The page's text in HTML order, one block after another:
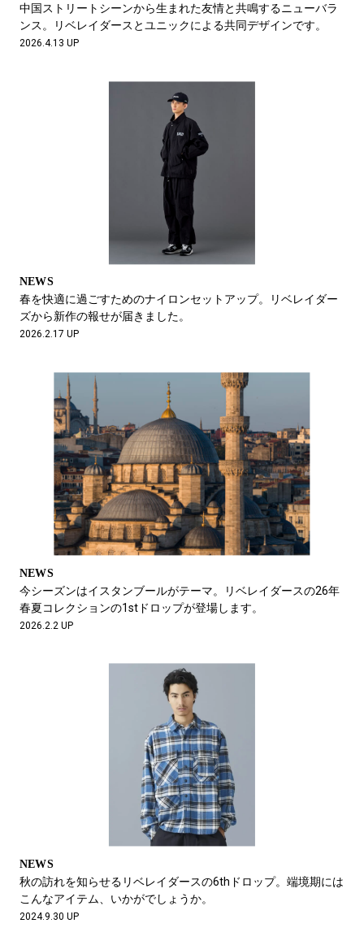
中国ストリートシーンから生まれた友情と共鳴するニューバラ
ンス。リベレイダースとユニックによる共同デザインです。
2026.4.13 UP
NEWS
春を快適に過ごすためのナイロンセットアップ。リベレイダー
ズから新作の報せが届きました。
2026.2.17 UP
NEWS
今シーズンはイスタンブールがテーマ。リベレイダースの26年
春夏コレクションの1stドロップが登場します。
2026.2.2 UP
NEWS
秋の訪れを知らせるリベレイダースの6thドロップ。端境期には
こんなアイテム、いかがでしょうか。
2024.9.30 UP